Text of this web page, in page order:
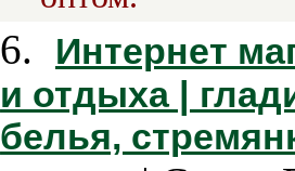
6.
Интернет
и отдыха |
белья,